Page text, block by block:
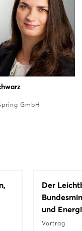
GmbH
Der
und
Vortrag